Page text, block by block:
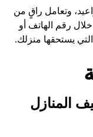
وتعامل راقٍ من
خلال رقم الهاتف أو
يستحقها منزلك.
المنازل